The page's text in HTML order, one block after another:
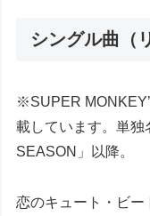
シングル曲（
※SUPER
載しています。単
SEASON」以降。
恋のキュート・ビー